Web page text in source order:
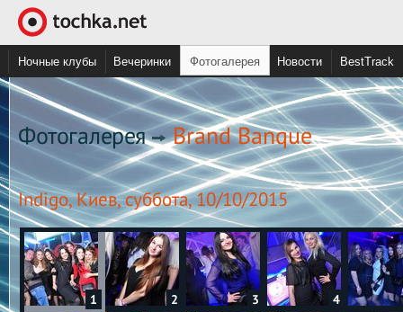
Ночные клубы Вечеринки Фотогалерея Новости BestTrack
Фотогалерея Brand Banque
Indigo, Киев, суббота, 10/10/2015
1 2 3 4